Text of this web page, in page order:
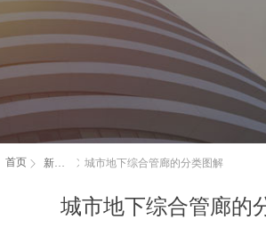
城市地下综合管廊的
城市地下综合管廊的分类图解
首页 ꁕ 新闻资讯 ꁕ